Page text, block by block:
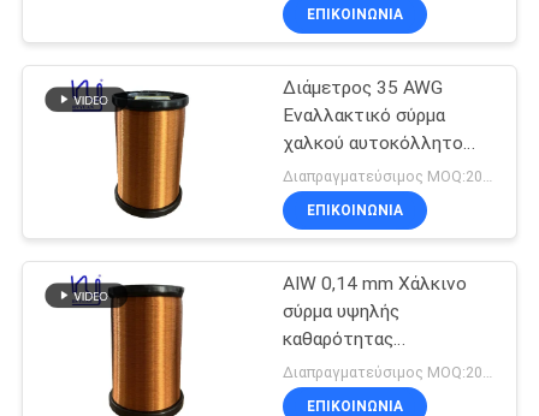
ΖΗΤΉΣΤΕ
ΈΝΑ
ΑΠΌΣΠΑΣΜΑ
SITEMAP
PRIVACY
POLICY
Εξαιρετικά
σμαλτωμένο
πρόστιμο καλώδιο
χαλκού
Καλώδιο Litz Ustc
520
ΕΠΙΚΟΙΝΩΝΙΑ
Διάμετρος 35 AWG
Εναλλακτικό σύρμα
χαλκού αυτοκόλλητο
μαγνητικό σύρμα
Διαπραγματεύσιμος MOQ:20 κιλά
ΕΠΙΚΟΙΝΩΝΙΑ
ΑΙW 0,14 mm Χάλκινο
σύρμα υψηλής
καθαρότητας
Απομονωμένο Στερεό
σμάλτο
ΕΠΙΚΟΙΝΩΝΙΑ